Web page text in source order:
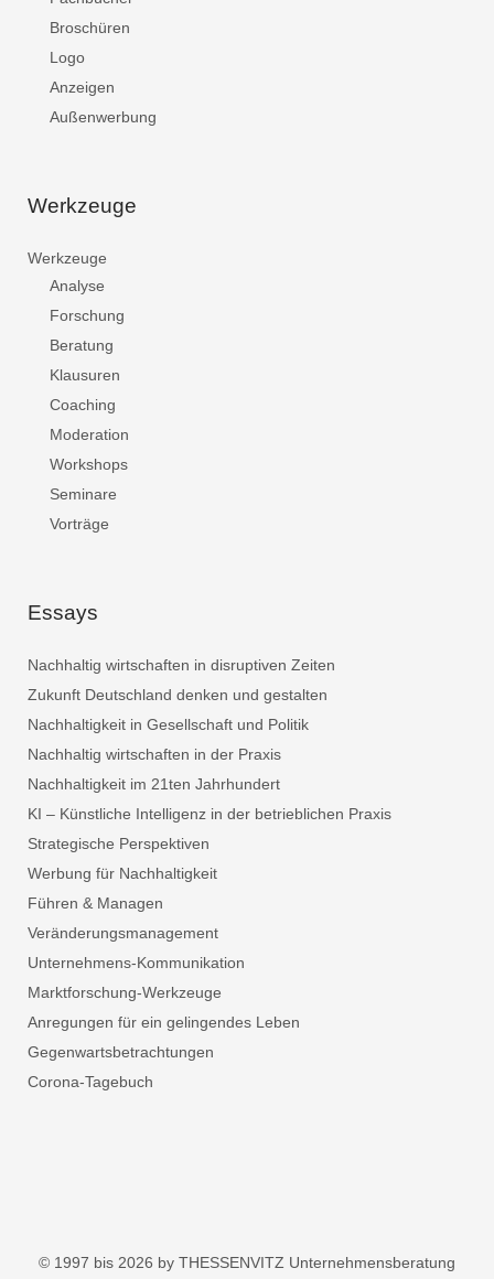
Broschüren
Logo
Anzeigen
Außenwerbung
Werkzeuge
Werkzeuge
Analyse
Forschung
Beratung
Klausuren
Coaching
Moderation
Workshops
Seminare
Vorträge
Essays
Nachhaltig wirtschaften in disruptiven Zeiten
Zukunft Deutschland denken und gestalten
Nachhaltigkeit in Gesellschaft und Politik
Nachhaltig wirtschaften in der Praxis
Nachhaltigkeit im 21ten Jahrhundert
KI – Künstliche Intelligenz in der betrieblichen Praxis
Strategische Perspektiven
Werbung für Nachhaltigkeit
Führen & Managen
Veränderungsmanagement
Unternehmens-Kommunikation
Marktforschung-Werkzeuge
Anregungen für ein gelingendes Leben
Gegenwartsbetrachtungen
Corona-Tagebuch
© 1997 bis 2026 by THESSENVITZ Unternehmensberatung